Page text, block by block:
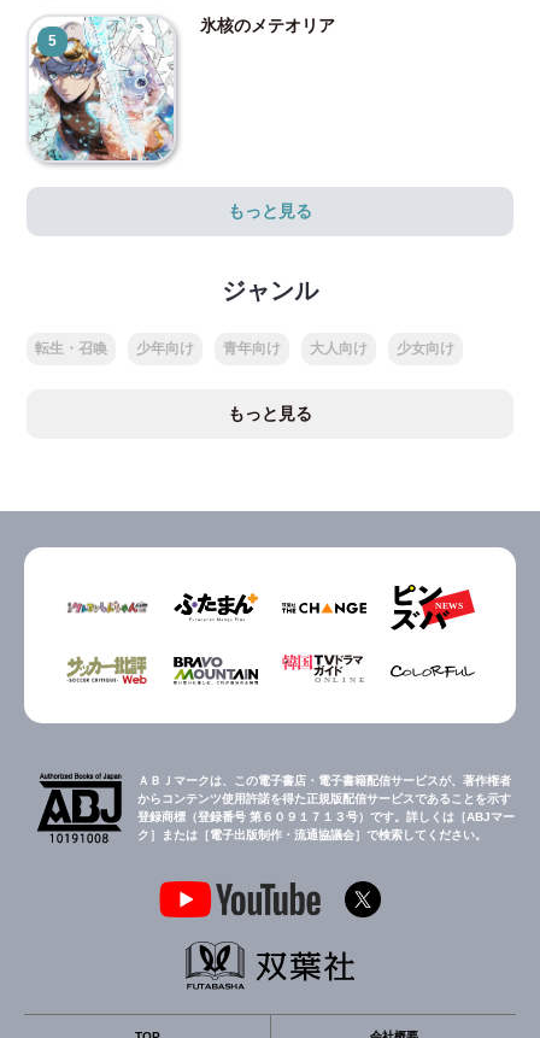
5
氷核のメテオリア
もっと見る
ジャンル
転生・召喚 少年向け 青年向け 大人向け 少女向け
もっと見る
ＡＢＪマークは、この電子書店・電子書籍配信サービスが、著作権者
からコンテンツ使用許諾を得た正規版配信サービスであることを示す
登録商標（登録番号 第６０９１７１３号）です。詳しくは［ABJマー
ク］または［電子出版制作・流通協議会］で検索してください。